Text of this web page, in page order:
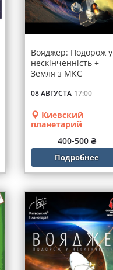
Вояджер: Подорож у
нескінченність +
Земля з МКС
08 АВГУСТА 17:00
Киевский
планетарий
400-500 ₴
Подробнее